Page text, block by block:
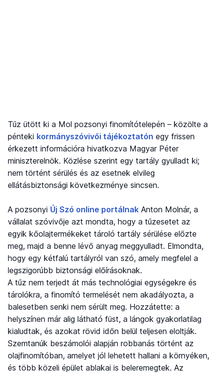
Tűz ütött ki a Mol pozsonyi finomítótelepén – közölte a
pénteki kormányszóvivői tájékoztatón egy frissen
érkezett információra hivatkozva Magyar Péter
miniszterelnök. Közlése szerint egy tartály gyulladt ki;
nem történt sérülés és az esetnek elvileg
ellátásbiztonsági következménye sincsen.
A pozsonyi Új Szó online portálnak Anton Molnár, a
vállalat szóvivője azt mondta, hogy a tűzesetet az
egyik kőolajtermékeket tároló tartály sérülése előzte
meg, majd a benne lévő anyag meggyulladt. Elmondta,
hogy egy kétfalú tartályról van szó, amely megfelel a
legszigorúbb biztonsági előírásoknak.
A tűz nem terjedt át más technológiai egységekre és
tárolókra, a finomító termelését nem akadályozta, a
balesetben senki nem sérült meg. Hozzátette: a
helyszínen már alig látható füst, a lángok gyakorlatilag
kialudtak, és azokat rövid időn belül teljesen eloltják.
Szemtanúk beszámolói alapján robbanás történt az
olajfinomítóban, amelyet jól lehetett hallani a környéken,
és több közeli épület ablakai is beleremegtek. Az